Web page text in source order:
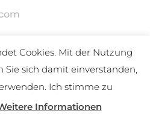
Waldl
Cookies. Mit der Nutzung
Sie sich damit einverstanden,
Ich stimme zu
Informationen